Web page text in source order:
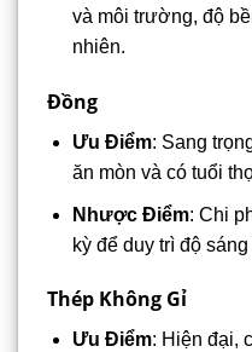
và môi trường, độ
nhiên.
Đồng
Ưu Điểm: Sang
ăn mòn và có tuổi
Nhược Điểm: Chi
kỳ để duy trì độ
Thép Không Gỉ
Ưu Điểm: Hiện đại,